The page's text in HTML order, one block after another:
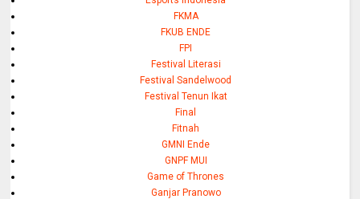
FKMA
FKUB ENDE
FPI
Festival Literasi
Festival Sandelwood
Festival Tenun Ikat
Final
Fitnah
GMNI Ende
GNPF MUI
Game of Thrones
Ganjar Pranowo